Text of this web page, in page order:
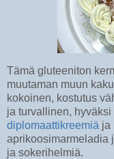
Tämä gluteeniton
muutaman muun
kokoinen, kostutus
ja turvallinen,
diplomaattikreemiä ja
aprikoosimarmeladia
ja sokerihelmiä.